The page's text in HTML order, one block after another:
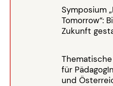
Symposium
Tomorrow“:
Zukunft
für
und